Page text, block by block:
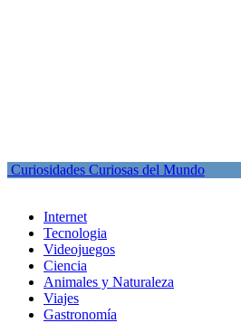
Curiosidades Curiosas del Mundo
Internet
Tecnologia
Videojuegos
Ciencia
Animales y Naturaleza
Viajes
Gastronomía